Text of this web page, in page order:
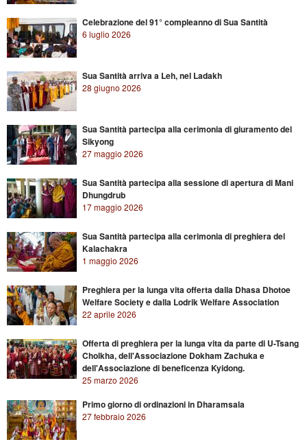
Celebrazione del 91° compleanno di Sua Santità
6 luglio 2026
Sua Santità arriva a Leh, nel Ladakh
28 giugno 2026
Sua Santità partecipa alla cerimonia di giuramento del
Sikyong
27 maggio 2026
Sua Santità partecipa alla sessione di apertura di Mani
Dhungdrub
17 maggio 2026
Sua Santità partecipa alla cerimonia di preghiera del
Kalachakra
1 maggio 2026
Preghiera per la lunga vita offerta dalla Dhasa Dhotoe
Welfare Society e dalla Lodrik Welfare Association
22 aprile 2026
Offerta di preghiera per la lunga vita da parte di U-Tsang
Cholkha, dell'Associazione Dokham Zachuka e
dell'Associazione di beneficenza Kyidong.
25 marzo 2026
Primo giorno di ordinazioni in Dharamsala
27 febbraio 2026